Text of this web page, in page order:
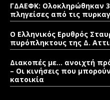
ΓΔΑΕΦΚ: Ολοκληρώθηκαν
πληγείσες από τις
Ο Ελληνικός Ερυθρός
πυρόπληκτους της Δ.
Διακοπές με… ανοιχτή
– Οι κινήσεις που
κατοικία